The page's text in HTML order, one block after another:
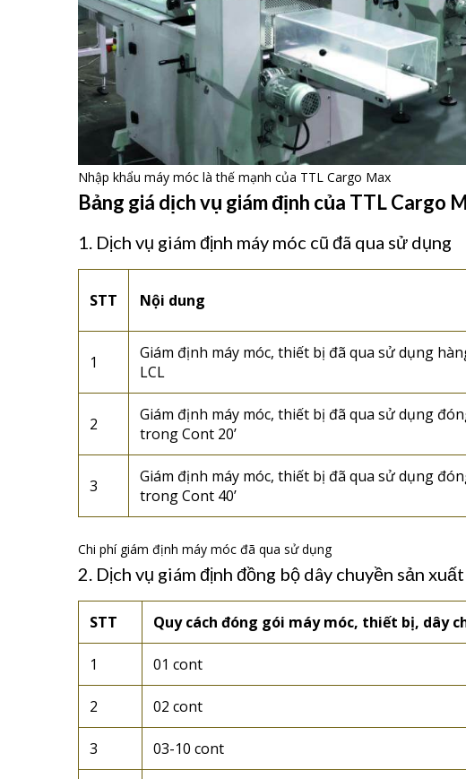
Nhập khẩu máy móc là thế mạnh của TTL Cargo Max
Bảng giá dịch vụ giám định của TTL Cargo
1. Dịch vụ giám định máy móc cũ đã qua sử dụng
STT Nội dung
1
Giám định máy móc, thiết bị đã qua sử dụng
LCL
2
Giám định máy móc, thiết bị đã qua sử dụng
trong Cont 20’
3
Giám định máy móc, thiết bị đã qua sử dụng
trong Cont 40’
Chi phí giám định máy móc đã qua sử dụng
2. Dịch vụ giám định đồng bộ dây chuyền sản xuất
STT Quy cách đóng gói máy móc, thiết bị, dây
1 01 cont
2 02 cont
3 03-10 cont